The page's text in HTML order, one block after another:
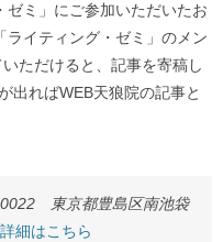
ゼミ」にご参加いただいたお
イティング・ゼミ」のメン
ただけると、記事を寄稿し
出ればWEB天狼院の記事と
0022 東京都豊島区南池袋
細はこちら